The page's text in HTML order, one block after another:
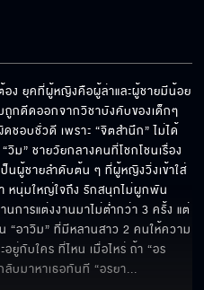
ง ยุคที่ผู้หญิงคือผู้ล่าและผู้ชายมีน้อย
ถูกดีดออกจากวิชาบังคับของเด็กๆ
ชอบชั่วดี เพราะ “จิตสำนึก” ไม่ได้
“วิม” ชายวัยกลางคนที่โชกโชนเรื่อง
นผู้ชายลำดับต้น ๆ ที่ผู้หญิงวิ่งเข้าใส่
หนุ่มใหญ่ใจถึง รักสนุกไม่ผูกพัน
การแต่งงานมาไม่ต่ำกว่า 3 ครั้ง แต่
“อาวิม” ที่มีหลานสาว 2 คนให้ความ
ยู่กับใคร ที่ไหน เมื่อไหร่ ถ้า “อร
ลับมาหาเธอทันที “อรยา...